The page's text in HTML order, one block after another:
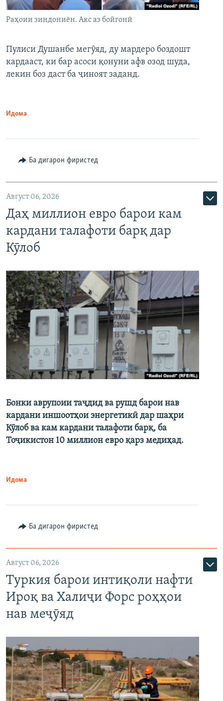
Раҳоии зиндониён. Акс аз бойгонӣ
Пулиси Душанбе мегӯяд, ду мардеро боздошт
кардааст, ки бар асоси қонуни афв озод шуда,
лекин боз даст ба ҷиноят заданд.
Идома
Ба дигарон фиристед
Август 06, 2026
Даҳ миллион евро барои кам
кардани талафоти барқ дар
Кӯлоб
Бонки аврупоии таҷдид ва рушд барои нав
кардани иншоотҳои энергетикӣ дар шаҳри
Кӯлоб ва кам кардани талафоти барқ, ба
Тоҷикистон 10 миллион евро қарз медиҳад.
Идома
Ба дигарон фиристед
Август 06, 2026
Туркия барои интиқоли нафти
Ироқ ва Халиҷи Форс роҳҳои
нав меҷӯяд